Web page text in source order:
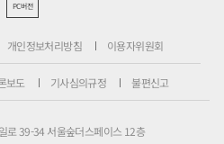
PC버전
개인정보처리방침 이용자위원회
보도 기사심의규정 불편신고
로 39-34 서울숲더스페이스 12층